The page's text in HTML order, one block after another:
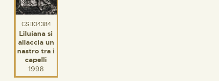
GSB04384
Liluiana si
allaccia un
nastro tra i
capelli
1998